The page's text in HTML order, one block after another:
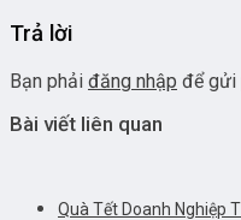
Trả lời
Bạn phải đăng nhập để gửi
Bài viết liên quan
Quà Tết Doanh Nghiệp